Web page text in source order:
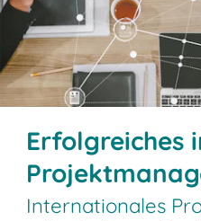
Erfolgreiches
Internationales